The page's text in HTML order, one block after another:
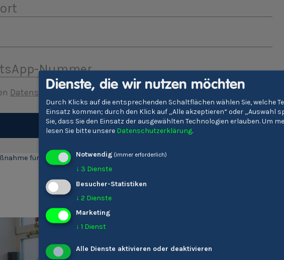
Nummer
Datenschutzbestimmungen zu
Absenden
für 16-25 Jährige.
Weitere Stories die dich interessieren
Dienste, die wir nutzen möchten
Durch Klicks auf die entsprechenden Schaltflächen wählen Sie, welche
Einsatz kommen; durch den Klick auf „Alle akzeptieren“ oder „Auswahl
Sie, dass Sie den Einsatz der ausgewählten Technologien erlauben.Um
lesen Sie bitte unsere Datenschutzerklärung.
Notwendig (immer erforderlich)
↓ 3 Dienste
Besucher-Statistiken
↓ 2 Dienste
Marketing
↓ 1 Dienst
Alle Dienste aktivieren oder deaktivieren